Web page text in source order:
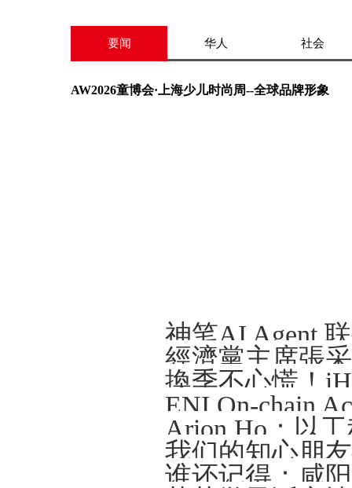
要闻 华人 社会
AW2026童博会·上海少儿时尚周--全球品牌形象
Arion Ho：以
我们的知心朋
谁还记得：咸